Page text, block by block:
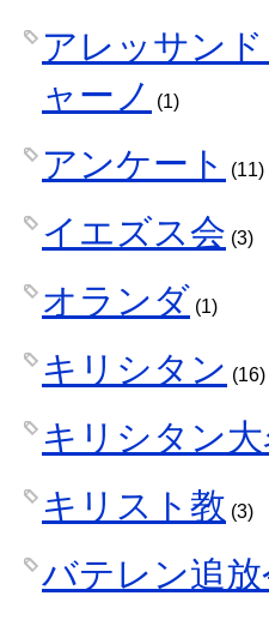
アレッサン
ャーノ
(1)
アンケート (11)
イエズス会 (3)
オランダ (1)
キリシタン (16)
キリシタン大
キリスト教 (3)
バテレン追放